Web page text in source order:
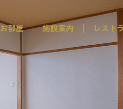
お部屋 施設案内 レスト